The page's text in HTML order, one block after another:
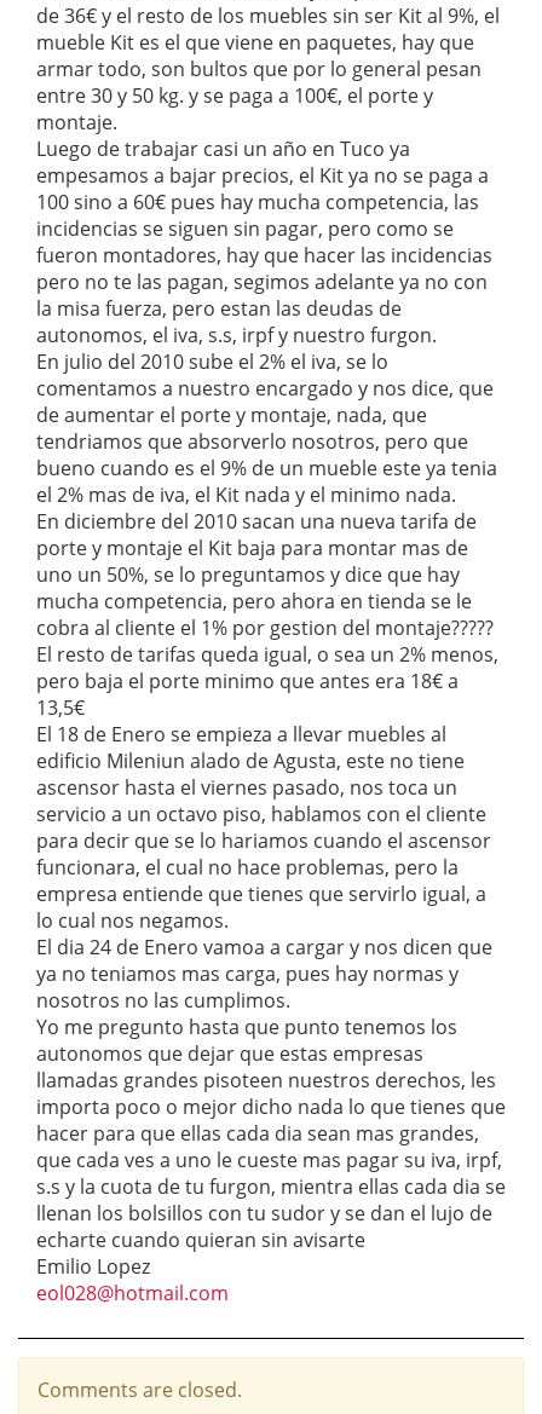
de 36€ y el resto de los muebles sin ser Kit al 9%, el
mueble Kit es el que viene en paquetes, hay que
armar todo, son bultos que por lo general pesan
entre 30 y 50 kg. y se paga a 100€, el porte y
montaje.
Luego de trabajar casi un año en Tuco ya
empesamos a bajar precios, el Kit ya no se paga a
100 sino a 60€ pues hay mucha competencia, las
incidencias se siguen sin pagar, pero como se
fueron montadores, hay que hacer las incidencias
pero no te las pagan, segimos adelante ya no con
la misa fuerza, pero estan las deudas de
autonomos, el iva, s.s, irpf y nuestro furgon.
En julio del 2010 sube el 2% el iva, se lo
comentamos a nuestro encargado y nos dice, que
de aumentar el porte y montaje, nada, que
tendriamos que absorverlo nosotros, pero que
bueno cuando es el 9% de un mueble este ya tenia
el 2% mas de iva, el Kit nada y el minimo nada.
En diciembre del 2010 sacan una nueva tarifa de
porte y montaje el Kit baja para montar mas de
uno un 50%, se lo preguntamos y dice que hay
mucha competencia, pero ahora en tienda se le
cobra al cliente el 1% por gestion del montaje?????
El resto de tarifas queda igual, o sea un 2% menos,
pero baja el porte minimo que antes era 18€ a
13,5€
El 18 de Enero se empieza a llevar muebles al
edificio Mileniun alado de Agusta, este no tiene
ascensor hasta el viernes pasado, nos toca un
servicio a un octavo piso, hablamos con el cliente
para decir que se lo hariamos cuando el ascensor
funcionara, el cual no hace problemas, pero la
empresa entiende que tienes que servirlo igual, a
lo cual nos negamos.
El dia 24 de Enero vamoa a cargar y nos dicen que
ya no teniamos mas carga, pues hay normas y
nosotros no las cumplimos.
Yo me pregunto hasta que punto tenemos los
autonomos que dejar que estas empresas
llamadas grandes pisoteen nuestros derechos, les
importa poco o mejor dicho nada lo que tienes que
hacer para que ellas cada dia sean mas grandes,
que cada ves a uno le cueste mas pagar su iva, irpf,
s.s y la cuota de tu furgon, mientra ellas cada dia se
llenan los bolsillos con tu sudor y se dan el lujo de
echarte cuando quieran sin avisarte
Emilio Lopez
eol028@hotmail.com
Comments are closed.